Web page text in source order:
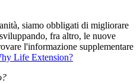
siamo obbligati di migliorare
fra altro, le nuove
l'informazione supplementare
Life Extension?